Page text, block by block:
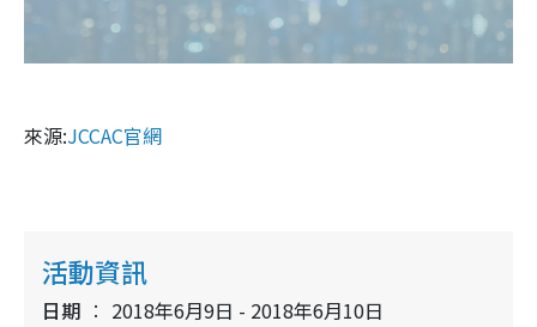
來源:JCCAC官網
活動資訊
日期
2018年6月9日 - 2018年6月10日